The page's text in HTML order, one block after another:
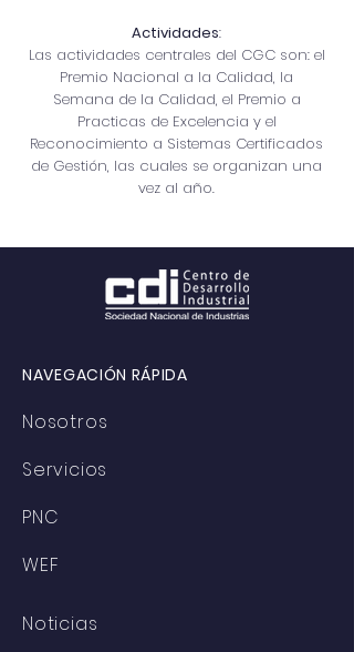
Actividades:
Las actividades centrales del CGC son: el
Premio Nacional a la Calidad, la
Semana de la Calidad, el Premio a
Practicas de Excelencia y el
Reconocimiento a Sistemas Certificados
de Gestión, las cuales se organizan una
vez al año.
NAVEGACIÓN RÁPIDA
Nosotros
Servicios
PNC
WEF
Noticias